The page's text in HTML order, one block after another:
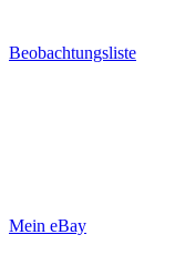
Beobachtungsliste
Mein eBay